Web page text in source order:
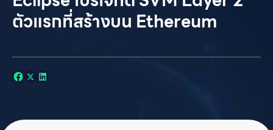
ตัวแรกที่สร้างบน Ethereum